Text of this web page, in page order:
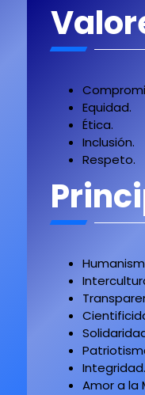
Equidad.
Ética.
Inclusión.
Respeto.
Integridad.
Amor a la